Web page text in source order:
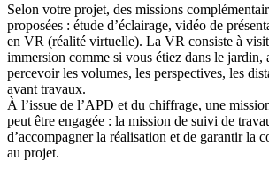
Selon votre projet, des missions
proposées : étude d’éclairage, vidéo de
en VR (réalité virtuelle). La VR consiste à
immersion comme si vous étiez dans le jardin,
percevoir les volumes, les perspectives, les
avant travaux.
À l’issue de l’APD et du chiffrage, une
peut être engagée : la mission de suivi de
d’accompagner la réalisation et de garantir la
au projet.